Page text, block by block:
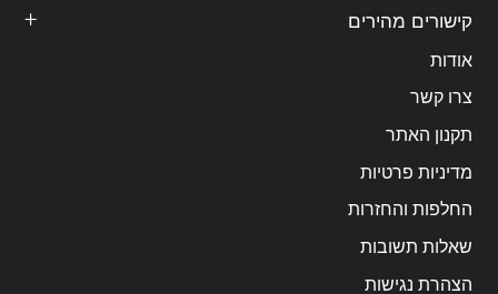
קישורים מהירים
אודות
צרו קשר
תקנון האתר
מדיניות פרטיות
החלפות והחזרות
שאלות תשובות
הצהרת נגישות